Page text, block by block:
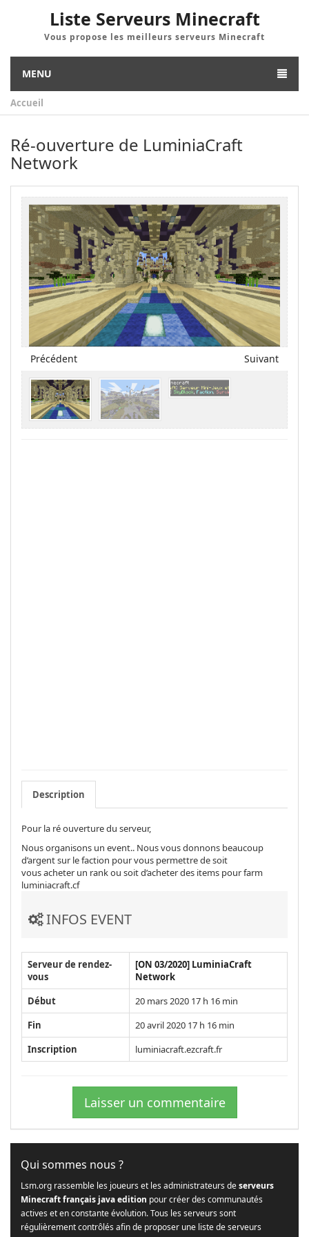
Liste Serveurs Minecraft
Vous propose les meilleurs serveurs Minecraft
MENU
Accueil
Ré-ouverture de LuminiaCraft
Network
Précédent Suivant
Description
Pour la ré ouverture du serveur,
Nous organisons un event.. Nous vous donnons beaucoup
d’argent sur le faction pour vous permettre de soit
vous acheter un rank ou soit d’acheter des items pour farm
luminiacraft.cf
INFOS EVENT
Serveur de rendez-
vous
[ON 03/2020] LuminiaCraft
Network
Début
20 mars 2020 17 h 16 min
Fin
20 avril 2020 17 h 16 min
Inscription
luminiacraft.ezcraft.fr
Laisser un commentaire
Qui sommes nous ?
Lsm.org rassemble les joueurs et les administrateurs deserveurs
Minecraft français java edition pour créer des communautés
actives et en constante évolution. Tous les serveurs sont
régulièrement contrôlés afin de proposer une liste de serveurs